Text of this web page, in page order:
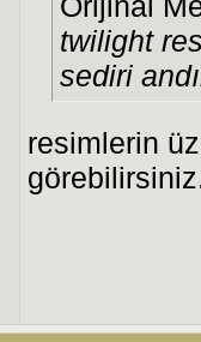
twilight
sediri
resimlerin